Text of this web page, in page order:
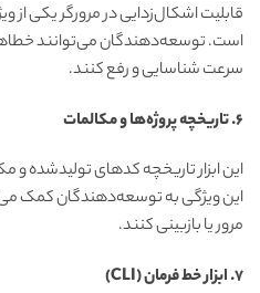
قابلیت اشکال‌زدایی در مرورگر یکی از
است. توسعه‌دهندگان می‌توانند
سرعت شناسایی و رفع کنند.
6. تاریخچه پروژه‌ها و مکالمات
این ابزار تاریخچه کدهای تولیدشده و
این ویژگی به توسعه‌دهندگان کمک
مرور یا بازبینی کنند.
7. ابزار خط فرمان (CLI)